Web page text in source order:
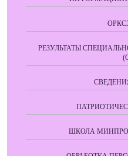
РЕЗУЛЬТАТЫ
ШКОЛА